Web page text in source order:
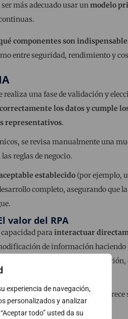
experiencia de navegación,
personalizados y analizar
todo” usted da su
más adecuado usar unmodelo
componentes son
entre seguridad, rendimiento y
realiza una fase de validación y
los datos y cumple
representativos.
se revisa manualmente una
reglas de negocio.
establecido (por ejemplo,
completo, asegurando que
valor del RPA
para interactuar
de información haciendo
empleadas para la automatización,
por otros métodos o no nos